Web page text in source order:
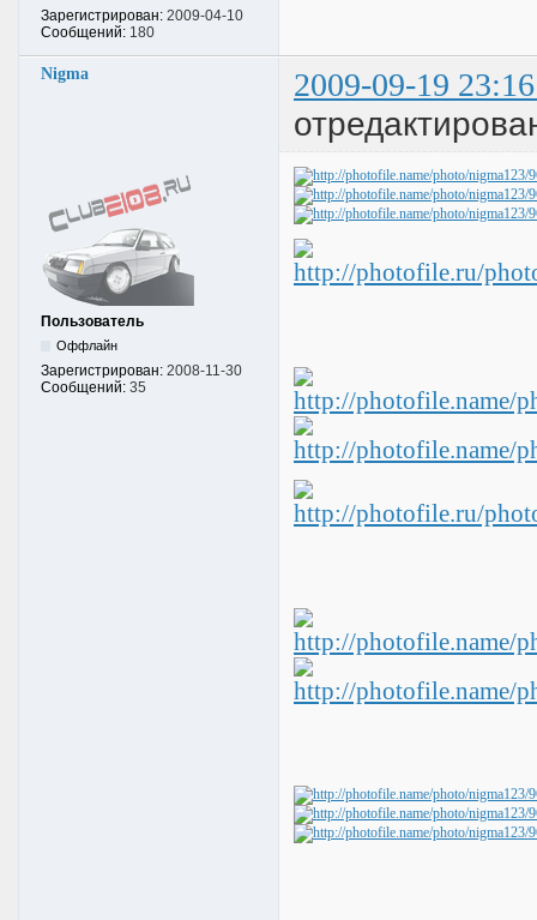
Зарегистрирован: 2009-04-10
Сообщений: 180
Nigma 2009-09-19
Пользователь
Оффлайн
Зарегистрирован: 2008-11-30
Сообщений: 35